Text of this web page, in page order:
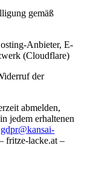
gemäß
Anbieter, E-
(Cloudflare)
der
abmelden,
jedem erhaltenen
gdpr@kansai-
fritze-lacke.at –